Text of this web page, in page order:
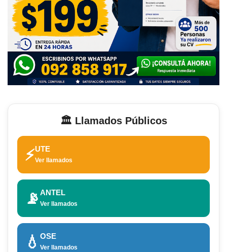
🏛️ Llamados Públicos
⚡UTE
Ver llamados
📡 ANTEL
Ver llamados
💧 OSE
Ver llamados